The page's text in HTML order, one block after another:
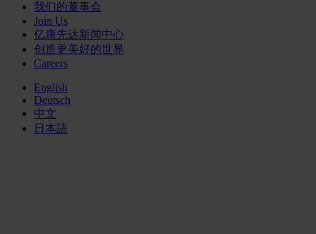
我们的董事会
Join Us
亿康先达新闻中心
创造更美好的世界
Careers
English
Deutsch
中文
日本語